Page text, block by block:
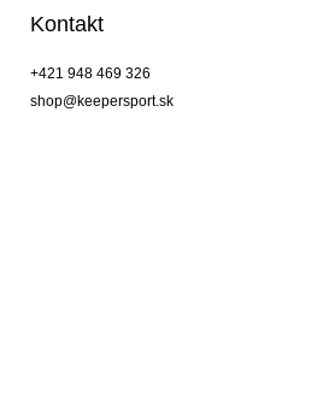
Kontakt
+421 948 469 326
shop@keepersport.sk